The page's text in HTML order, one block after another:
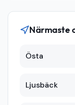
Närmaste
Östa
Ljusbäck